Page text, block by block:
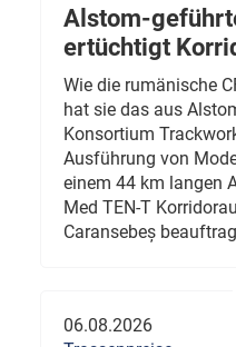
Alstom-
ertüchtigt
Wie die rumänische
hat sie das aus
Konsortium
Ausführung von
einem 44 km langen
Med TEN-T
Caransebeș
06.08.2026